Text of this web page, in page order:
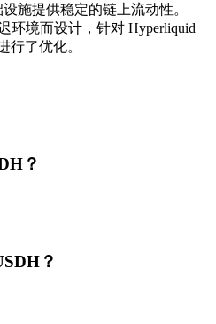
施提供稳定的链上流动性。
环境而设计，针对 Hyperliquid
行了优化。
？
？